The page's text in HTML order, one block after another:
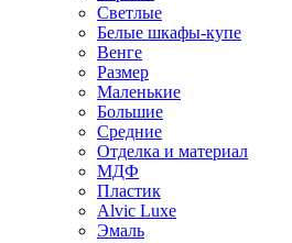
Светлые
Белые шкафы-купе
Венге
Размер
Маленькие
Большие
Средние
Отделка и материал
МДФ
Пластик
Alvic Luxe
Эмаль